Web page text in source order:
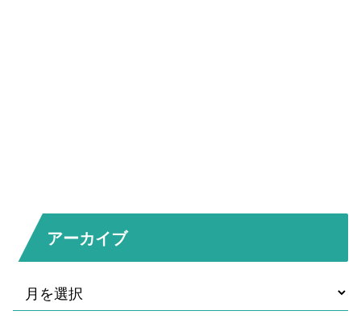
アーカイブ